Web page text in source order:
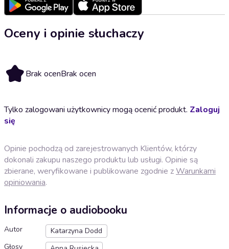
Oceny i opinie słuchaczy
Brak ocenBrak ocen
Tylko zalogowani użytkownicy mogą ocenić produkt. Zaloguj
się
Opinie pochodzą od zarejestrowanych Klientów, którzy
dokonali zakupu naszego produktu lub usługi. Opinie są
zbierane, weryfikowane i publikowane zgodnie zWarunkami
opiniowania.
Informacje o audiobooku
Autor
Katarzyna Dodd
Głosy